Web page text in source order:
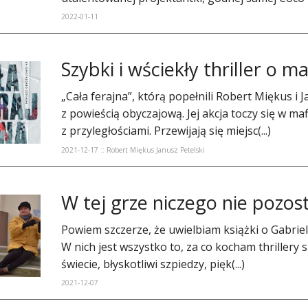
2022-01-11
​Szybki i wściekły thriller o
„Cała ferajna”, którą popełnili Robert Miękus i
z powieścią obyczajową. Jej akcja toczy się w
z przyległościami. Przewijają się miejsc(...)
2021-12-17 :: Robert Miękus Janusz Petelski
​W tej grze niczego nie
Powiem szczerze, że uwielbiam książki o
W nich jest wszystko to, za co kocham thrillery
świecie, błyskotliwi szpiedzy, pięk(...)
2021-12-07